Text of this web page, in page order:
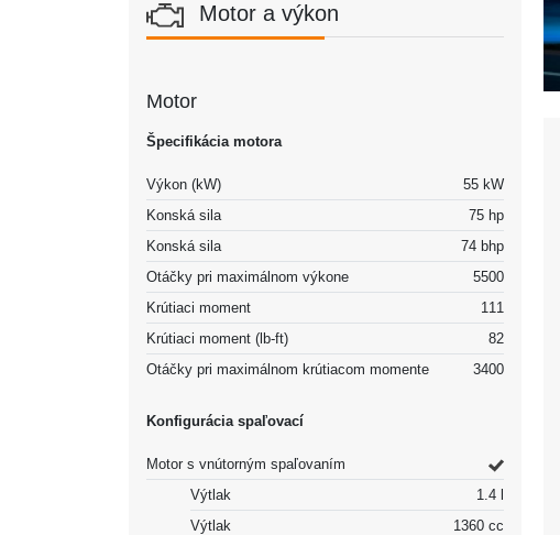
Motor a výkon
Motor
Špecifikácia motora
Výkon (kW)
55 kW
Konská sila
75 hp
Konská sila
74 bhp
Otáčky pri maximálnom výkone
5500
Krútiaci moment
111
Krútiaci moment (lb-ft)
82
Otáčky pri maximálnom krútiacom momente
3400
Konfigurácia spaľovací
Motor s vnútorným spaľovaním
Výtlak
1.4 l
Výtlak
1360 cc